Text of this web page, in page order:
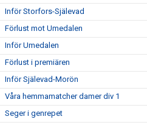
Inför Storfors-Själevad
Förlust mot Umedalen
Inför Umedalen
Förlust i premiären
Inför Själevad-Morön
Våra hemmamatcher damer div 1
Seger i genrepet